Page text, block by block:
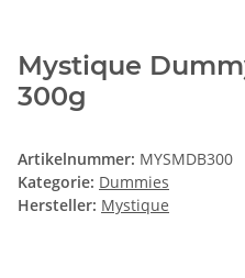
Mystique
300g
Artikelnummer: MYSMDB300
Kategorie: Dummies
Hersteller: Mystique